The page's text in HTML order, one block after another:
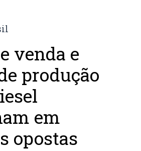
venda e
produção
em
opostas